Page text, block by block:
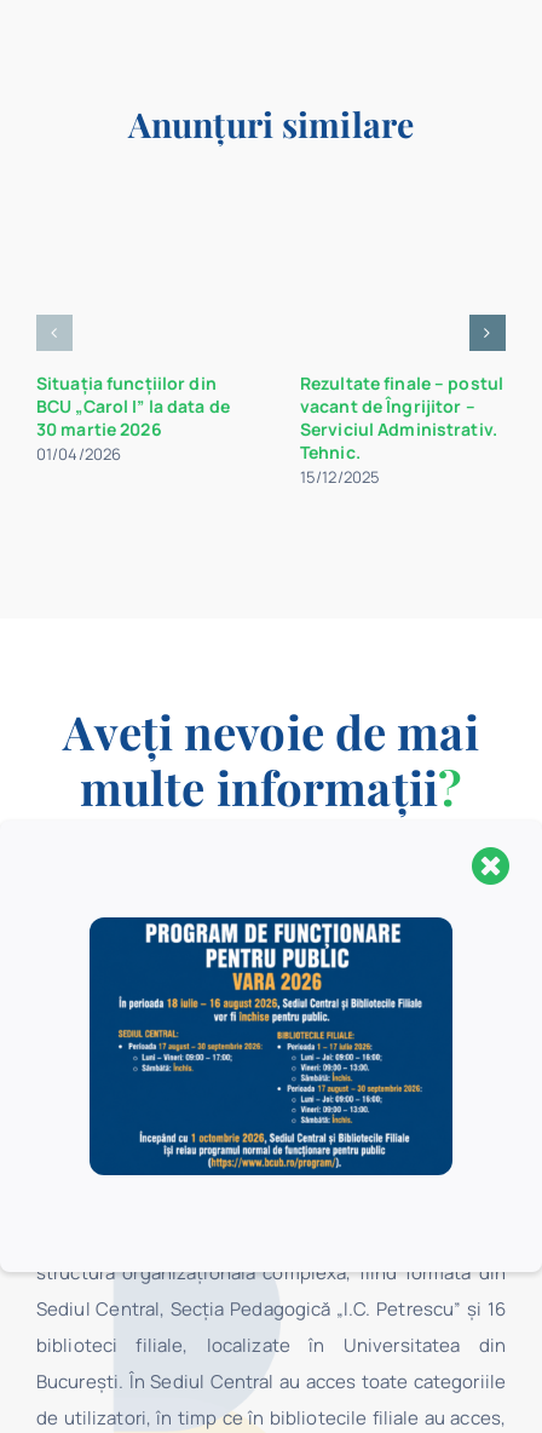
Anunțuri similare
Situația funcțiilor din
BCU „Carol I” la data de
30 martie 2026
01/04/2026
Rezultate finale – postul
vacant de Îngrijitor –
Serviciul Administrativ.
Tehnic.
15/12/2025
Aveți nevoie de mai
multe informații?
CONTACT
structură organizaţională complexă, fiind formată din
Sediul Central, Secţia Pedagogică „I.C. Petrescu” şi 16
biblioteci filiale, localizate în Universitatea din
Bucureşti. În Sediul Central au acces toate categoriile
de utilizatori, în timp ce în bibliotecile filiale au acces,